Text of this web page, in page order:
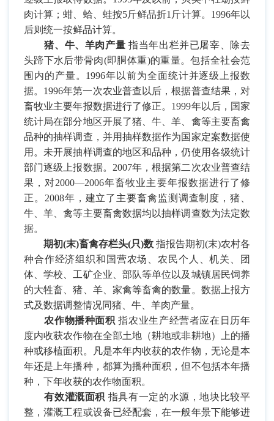
肉计算；蚶、蛤、蛙按5斤鲜品折1 斤计算。 1996年以
后则统一按鲜品计算。
猪、牛、羊肉产量 指当年出栏并已屠宰、除去
头蹄下水后带骨肉(即胴体重)的重量。包括全社会范
围内的产量。 1996年以前为全面统计并逐级上报数
据。 1996年第一次农业普查以后，根据普查结果，对
畜牧业主要年报数据进行了修正。 1999年以后，国家
统计局在部分地区开展了猪、牛、羊、禽等主要畜禽
品种的抽样调查，并用抽样数据作为国家定案数据使
用。未开展抽样调查的地区和品种，仍使用各级统计
部门逐级上报数据。 2007年，根据第二次农业普查结
果，对2000—2006年畜牧业主要年报数据进行了修
正。 2008年，建立了主要畜禽监测调查制度，猪、
牛、羊、禽等主要畜禽数据均以抽样调查数为法定数
据。
期初(末)畜禽存栏头(只)数 指报告期初(末)农村各
种合作经济组织和国营农场、农民个人、机关、团
体、学校、工矿企业、部队等单位以及城镇居民饲养
的大牲畜、猪、羊、家禽等畜禽的数量。数据上报方
式及数据调整情况同猪、牛、羊肉产量。
农作物播种面积 指农业生产经营者应在日历年
度内收获农作物在全部土地（耕地或非耕地）上的播
种或移植面积。凡是本年内收获的农作物，无论是本
年还是上年播种，都算为播种面积，但不包括本年播
种，下年收获的农作物面积。
有效灌溉面积 指具有一定的水源，地块比较平
整，灌溉工程或设备已经配套，在一般年景下能够进